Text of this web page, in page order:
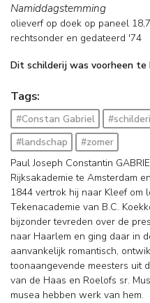
Namiddagstemming
olieverf op doek op paneel 18,7
rechtsonder en gedateerd '74
Dit schilderij was voorheen te
Tags:
#Constan Gabriel
#landschap
#zomer
Paul Joseph Constantin GABRIEL 1828-1903 Leerling van
Rijksakademie te Amsterdam
1844 vertrok hij naar Kleef om
Tekenacademie van B.C.
bijzonder tevreden over de prestaties
naar Haarlem en ging daar in
aanvankelijk romantisch,
toonaangevende meesters uit de
van de Haas en Roelofs sr. Musea: de meest toonaangevende
musea hebben werk van hem.